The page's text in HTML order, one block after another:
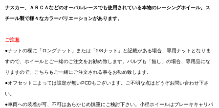
ナスカー、ＡＲＣＡなどのオーバルレースでも使用されている本物のレーシングホイール。ス
チール製で様々なカラーバリエーションがあります。
ご注意
●ナットの欄に「ロングナット」または「5/8ナット」と記載がある場合、専用ナットとなりま
すので、ホイールとご一緒のご注文をお勧め致します。バルブも「無し」の場合、専用品にな
りますので、こちらもご一緒にご注文される事をお勧め致します。
●オフセットによっては設定が無いPCDもございます。ご不明な点はどうぞお問い合わせ下さ
い。
●車両への装着が可、不可はあらかじめ慎重にご検討下さい。小径ホイールはブレーキキャリパ